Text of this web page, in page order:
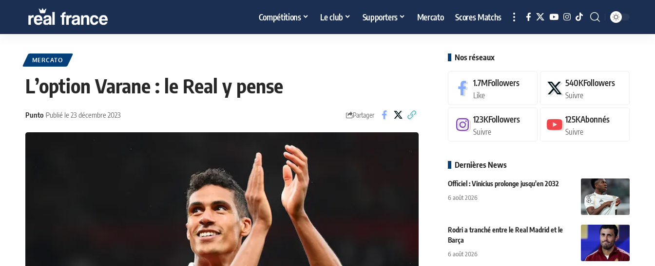
Compétitions Le club Supporters Mercato Scores Matchs
MERCATO
L’option Varane : le Real y pense
Punto Publié le 23 décembre 2023 Partager
Nos réseaux
1.7MFollowers
Like
540KFollowers
Suivre
123KFollowers
Suivre
125KAbonnés
Suivre
Dernières News
Officiel : Vinicius prolonge jusqu'en 2032
6 août 2026
Rodri a tranché entre le Real Madrid et le
Barça
6 août 2026